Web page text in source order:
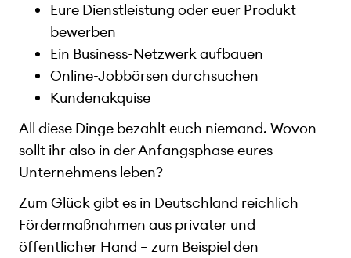
Eure Dienstleistung oder euer Produkt
bewerben
Ein Business-Netzwerk aufbauen
Online-Jobbörsen durchsuchen
Kundenakquise
All diese Dinge bezahlt euch niemand. Wovon
sollt ihr also in der Anfangsphase eures
Unternehmens leben?
Zum Glück gibt es in Deutschland reichlich
Fördermaßnahmen aus privater und
öffentlicher Hand – zum Beispiel den